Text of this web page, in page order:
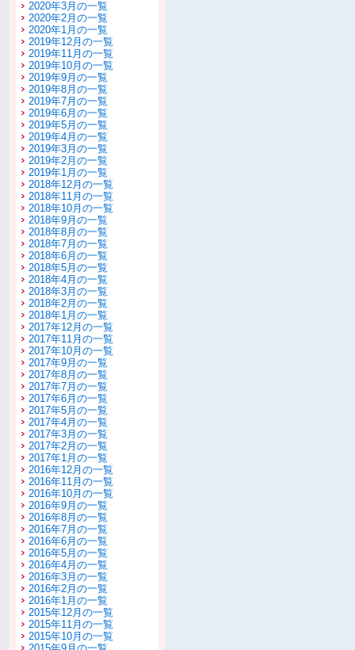
2020年3月の一覧
2020年2月の一覧
2020年1月の一覧
2019年12月の一覧
2019年11月の一覧
2019年10月の一覧
2019年9月の一覧
2019年8月の一覧
2019年7月の一覧
2019年6月の一覧
2019年5月の一覧
2019年4月の一覧
2019年3月の一覧
2019年2月の一覧
2019年1月の一覧
2018年12月の一覧
2018年11月の一覧
2018年10月の一覧
2018年9月の一覧
2018年8月の一覧
2018年7月の一覧
2018年6月の一覧
2018年5月の一覧
2018年4月の一覧
2018年3月の一覧
2018年2月の一覧
2018年1月の一覧
2017年12月の一覧
2017年11月の一覧
2017年10月の一覧
2017年9月の一覧
2017年8月の一覧
2017年7月の一覧
2017年6月の一覧
2017年5月の一覧
2017年4月の一覧
2017年3月の一覧
2017年2月の一覧
2017年1月の一覧
2016年12月の一覧
2016年11月の一覧
2016年10月の一覧
2016年9月の一覧
2016年8月の一覧
2016年7月の一覧
2016年6月の一覧
2016年5月の一覧
2016年4月の一覧
2016年3月の一覧
2016年2月の一覧
2016年1月の一覧
2015年12月の一覧
2015年11月の一覧
2015年10月の一覧